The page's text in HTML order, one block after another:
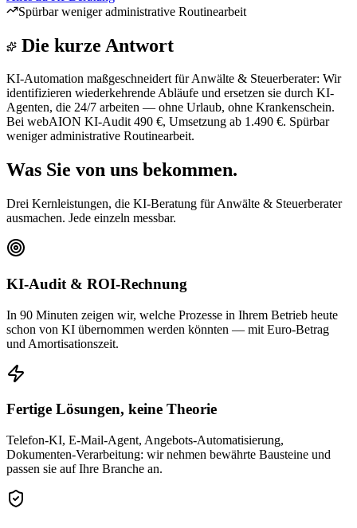
Spürbar weniger administrative Routinearbeit
Die kurze Antwort
KI-Automation maßgeschneidert für Anwälte & Steuerberater: Wir
identifizieren wiederkehrende Abläufe und ersetzen sie durch KI-
Agenten, die 24/7 arbeiten — ohne Urlaub, ohne Krankenschein.
Bei webAION KI-Audit 490 €, Umsetzung ab 1.490 €. Spürbar
weniger administrative Routinearbeit.
Was Sie von uns bekommen.
Drei Kernleistungen, die KI-Beratung für Anwälte & Steuerberater
ausmachen. Jede einzeln messbar.
KI-Audit & ROI-Rechnung
In 90 Minuten zeigen wir, welche Prozesse in Ihrem Betrieb heute
schon von KI übernommen werden könnten — mit Euro-Betrag
und Amortisationszeit.
Fertige Lösungen, keine Theorie
Telefon-KI, E-Mail-Agent, Angebots-Automatisierung,
Dokumenten-Verarbeitung: wir nehmen bewährte Bausteine und
passen sie auf Ihre Branche an.